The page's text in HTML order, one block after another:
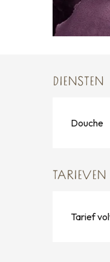
DIENSTEN
Douche
TARIEVEN
Tarief